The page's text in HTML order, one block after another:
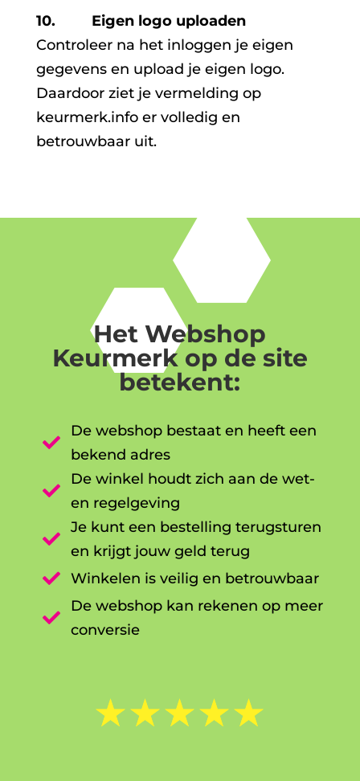
10. Eigen logo uploaden
Controleer na het inloggen je eigen
gegevens en upload je eigen logo.
Daardoor ziet je vermelding op
keurmerk.info er volledig en
betrouwbaar uit.
Het Webshop
Keurmerk op de site
betekent:

De webshop bestaat en heeft een
bekend adres

De winkel houdt zich aan de wet-
en regelgeving

Je kunt een bestelling terugsturen
en krijgt jouw geld terug

Winkelen is veilig en betrouwbaar

De webshop kan rekenen op meer
conversie
☆☆☆☆☆